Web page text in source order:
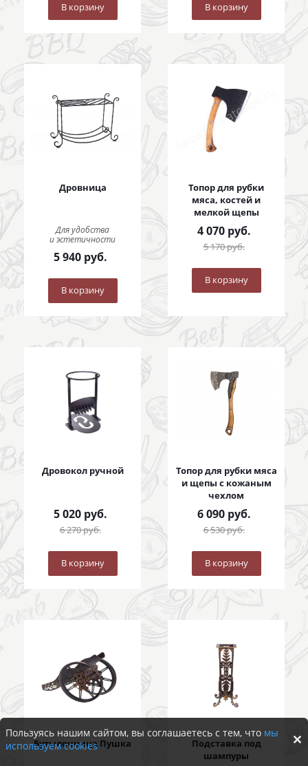
В корзину В корзину
Дровница
Для удобства
и эстетичности
5 940руб.
В корзину
Топор для рубки
мяса, костей и
мелкой щепы
4 070руб.
5 170руб.
В корзину
Дровокол ручной
5 020руб.
6 270руб.
В корзину
Топор для рубки мяса
и щепы с кожаным
чехлом
6 090руб.
6 530руб.
В корзину
Бутылочница Пушка
Подставка под
шампуры
Пользуясь нашим сайтом, вы соглашаетесь с тем, что мы
используем cookies